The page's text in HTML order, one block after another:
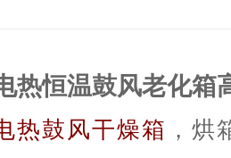
热恒温鼓风老化箱
热鼓风干燥箱 ，烘